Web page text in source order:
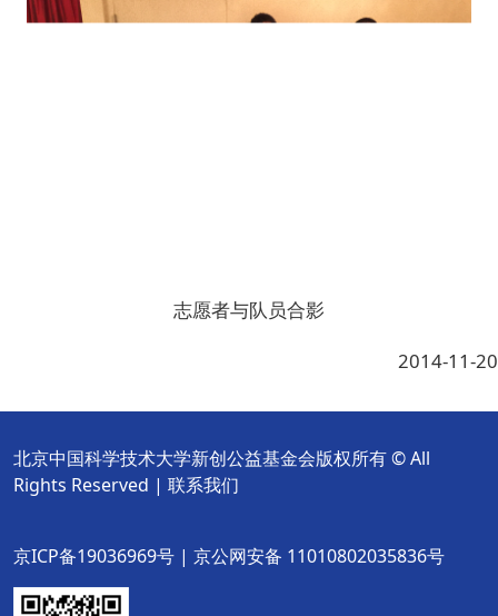
志愿者与队员合影
2014-11-20
北京中国科学技术大学新创公益基金会版权所有 © All
Rights Reserved | 联系我们
京ICP备19036969号 | 京公网安备 11010802035836号